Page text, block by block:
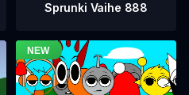
Sprunki Vaihe 888